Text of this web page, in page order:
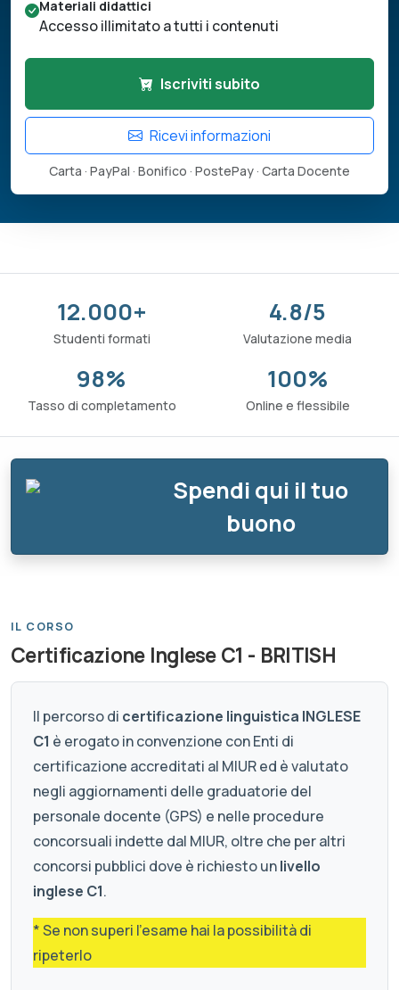
Materiali didattici
Accesso illimitato a tutti i contenuti
Iscriviti subito
Ricevi informazioni
Carta · PayPal · Bonifico · PostePay · Carta Docente
12.000+
Studenti formati
4.8/5
Valutazione media
98%
Tasso di completamento
100%
Online e flessibile
Spendi qui il tuo
buono
IL CORSO
Certificazione Inglese C1 - BRITISH
Il percorso di certificazione linguistica INGLESE
C1 è erogato in convenzione con Enti di
certificazione accreditati al MIUR ed è valutato
negli aggiornamenti delle graduatorie del
personale docente (GPS) e nelle procedure
concorsuali indette dal MIUR, oltre che per altri
concorsi pubblici dove è richiesto unlivello
inglese C1.
* Se non superi l'esame hai la possibilità di
ripeterlo